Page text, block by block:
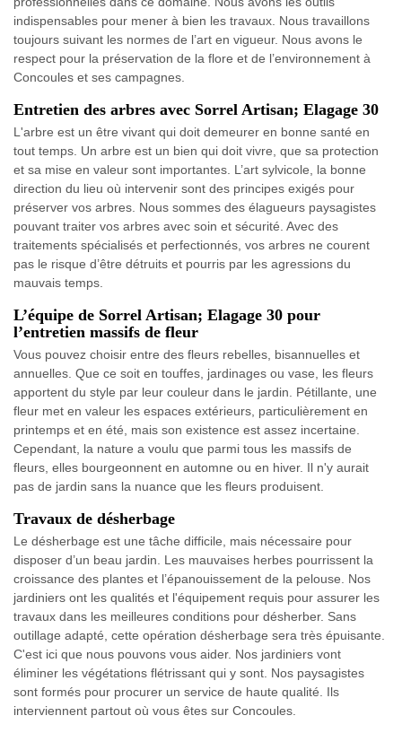
indispensables pour mener à bien les travaux. Nous travaillons
toujours suivant les normes de l’art en vigueur. Nous avons le
respect pour la préservation de la flore et de l’environnement à
Concoules et ses campagnes.
Entretien des arbres avec Sorrel Artisan; Elagage 30
L'arbre est un être vivant qui doit demeurer en bonne santé en
tout temps. Un arbre est un bien qui doit vivre, que sa protection
et sa mise en valeur sont importantes. L’art sylvicole, la bonne
direction du lieu où intervenir sont des principes exigés pour
préserver vos arbres. Nous sommes des élagueurs paysagistes
pouvant traiter vos arbres avec soin et sécurité. Avec des
traitements spécialisés et perfectionnés, vos arbres ne courent
pas le risque d’être détruits et pourris par les agressions du
mauvais temps.
L’équipe de Sorrel Artisan; Elagage 30 pour
l’entretien massifs de fleur
Vous pouvez choisir entre des fleurs rebelles, bisannuelles et
annuelles. Que ce soit en touffes, jardinages ou vase, les fleurs
apportent du style par leur couleur dans le jardin. Pétillante, une
fleur met en valeur les espaces extérieurs, particulièrement en
printemps et en été, mais son existence est assez incertaine.
Cependant, la nature a voulu que parmi tous les massifs de
fleurs, elles bourgeonnent en automne ou en hiver. Il n'y aurait
pas de jardin sans la nuance que les fleurs produisent.
Travaux de désherbage
Le désherbage est une tâche difficile, mais nécessaire pour
disposer d’un beau jardin. Les mauvaises herbes pourrissent la
croissance des plantes et l’épanouissement de la pelouse. Nos
jardiniers ont les qualités et l'équipement requis pour assurer les
travaux dans les meilleures conditions pour désherber. Sans
outillage adapté, cette opération désherbage sera très épuisante.
C'est ici que nous pouvons vous aider. Nos jardiniers vont
éliminer les végétations flétrissant qui y sont. Nos paysagistes
sont formés pour procurer un service de haute qualité. Ils
interviennent partout où vous êtes sur Concoules.